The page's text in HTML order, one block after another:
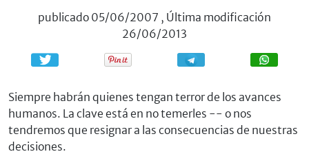
publicado 05/06/2007 , Última modificación
26/06/2013
Compartir Compartir
Siempre habrán quienes tengan terror de los avances
humanos. La clave está en no temerles -- o nos
tendremos que resignar a las consecuencias de nuestras
decisiones.